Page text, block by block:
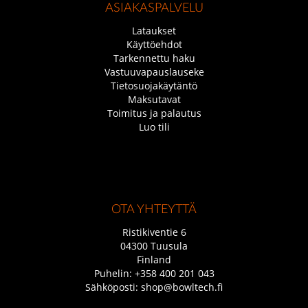
ASIAKASPALVELU
Lataukset
Käyttöehdot
Tarkennettu haku
Vastuuvapauslauseke
Tietosuojakäytäntö
Maksutavat
Toimitus ja palautus
Luo tili
OTA YHTEYTTÄ
Ristikiventie 6
04300 Tuusula
Finland
Puhelin: +358 400 201 043
Sähköposti: shop@bowltech.fi